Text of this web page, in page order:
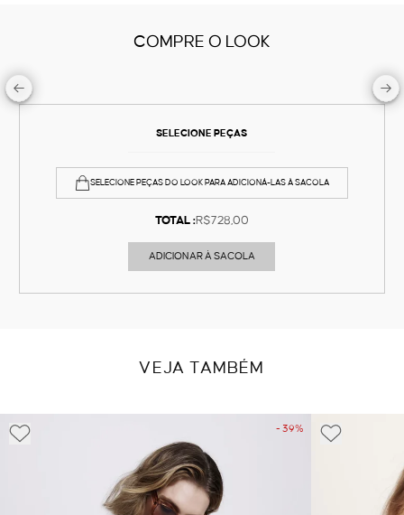
COMPRE O LOOK
SELECIONE PEÇAS
SELECIONE PEÇAS DO LOOK PARA ADICIONÁ-LAS À SACOLA
TOTAL :R$728,00
ADICIONAR À SACOLA
VEJA TAMBÉM
- 39%